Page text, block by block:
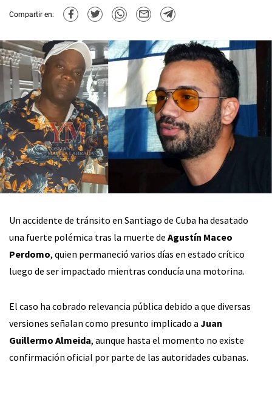
Compartir en:
Un accidente de tránsito en Santiago de Cuba ha desatado
una fuerte polémica tras la muerte de Agustín Maceo
Perdomo, quien permaneció varios días en estado crítico
luego de ser impactado mientras conducía una motorina.
El caso ha cobrado relevancia pública debido a que diversas
versiones señalan como presunto implicado a Juan
Guillermo Almeida, aunque hasta el momento no existe
confirmación oficial por parte de las autoridades cubanas.